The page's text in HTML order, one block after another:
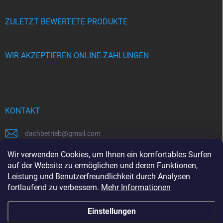
Wir verwenden Cookies, um Ihnen ein komfortables Surfen
auf der Website zu ermöglichen und deren Funktionen,
Leistung und Benutzerfreundlichkeit durch Analysen
fortlaufend zu verbessern. Mehr Informationen
Einstellungen
ZULETZT BEWERTETE PRODUKTE
WIR AKZEPTIEREN ONLINE-ZAHLUNGEN
KONTAKT
dachbetrieb@gmail.com
00421948484112
00421948484112
https://www.facebook.com/www.dachbetrieb.at